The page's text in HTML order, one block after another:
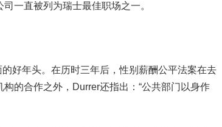
一直被列为瑞士最佳职场之一。
年头。在历时三年后，性别薪酬公平法案在去
的合作之外，Durrer还指出：“公共部门以身作